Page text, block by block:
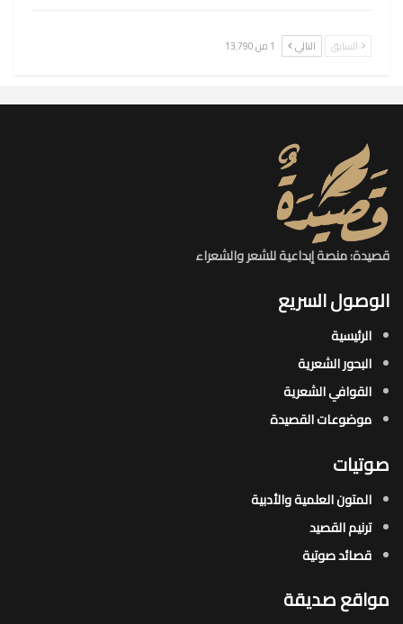
السابق التالي 1 من 13٬790
قصيدة: منصة إبداعية للشعر والشعراء
الوصول السريع
الرئيسية
البحور الشعرية​
القوافي الشعرية​
موضوعات القصيدة​
صوتيات
المتون العلمية والأدبية
ترنيم القصيد
قصائد صوتية
مواقع صديقة